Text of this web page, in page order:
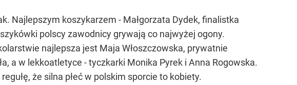
Najlepszym koszykarzem - Małgorzata Dydek, finalistka
polscy zawodnicy grywają co najwyżej ogony.
najlepsza jest Maja Włoszczowska, prywatnie
a w lekkoatletyce - tyczkarki Monika Pyrek i Anna Rogowska.
że silna płeć w polskim sporcie to kobiety.